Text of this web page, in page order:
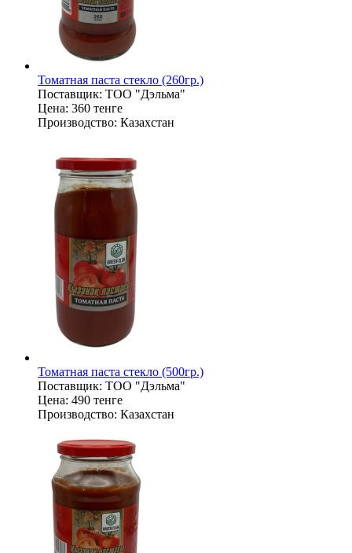
Томатная паста стекло (260гр.)
Поставщик: ТОО "Дэльма"
Цена: 360 тенге
Производство: Казахстан
Томатная паста стекло (500гр.)
Поставщик: ТОО "Дэльма"
Цена: 490 тенге
Производство: Казахстан